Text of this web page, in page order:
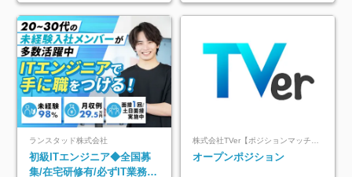
ランスタッド株式会社
初級ITエンジニア◆全国募
集/在宅研修有/必ずIT業務配
オープンポジション